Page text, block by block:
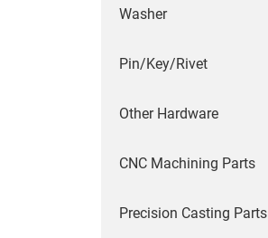
Washer
Pin/Key/Rivet
Other Hardware
CNC Machining Parts
Precision Casting Parts